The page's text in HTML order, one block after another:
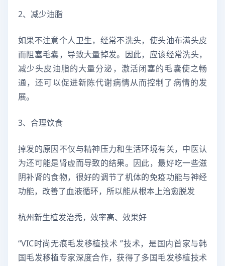
2、减少油脂
如果不注意个人卫生，经常不洗头，使头油布满头皮
而阻塞毛囊，导致大量掉发。因此，应该经常洗头，
减少头皮油脂的大量分泌，激活闭塞的毛囊使之畅
通，还可以促进新陈代谢病情从而控制了病情的发
展。
3、合理饮食
掉发的原因不仅与精神压力和生活环境有关，中医认
为还可能是肾虚而导致的结果。因此，最好吃一些滋
阴补肾的食物，很好的调节了机体的免疫功能与神经
功能，改善了血液循环，所以能从根本上治愈脱发
杭州新生植发治秃，效率高、效果好
“VIC时尚无痕毛发移植技术 ”技术，是国内首家与韩
国毛发移植专家深度合作，获得了多国毛发移植技术